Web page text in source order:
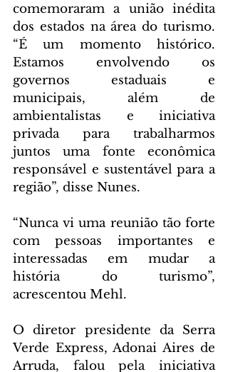
comemoraram a união inédita
dos estados na área do turismo.
“É um momento histórico.
Estamos envolvendo os
governos estaduais e
municipais, além de
ambientalistas e iniciativa
privada para trabalharmos
juntos uma fonte econômica
responsável e sustentável para a
região”, disse Nunes.
“Nunca vi uma reunião tão forte
com pessoas importantes e
interessadas em mudar a
história do turismo”,
acrescentou Mehl.
O diretor presidente da Serra
Verde Express, Adonai Aires de
Arruda, falou pela iniciativa